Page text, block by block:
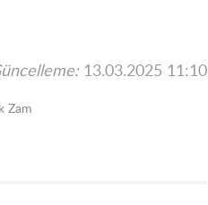
13.03.2025 11:10
Zam